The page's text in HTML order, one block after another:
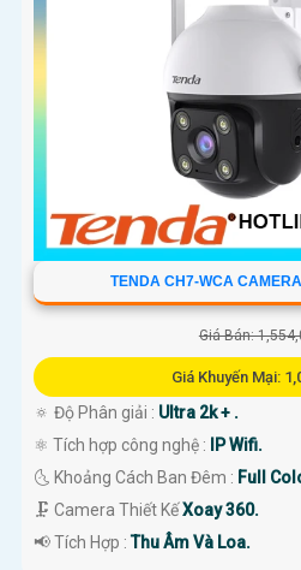
TENDA CH7-WCA
Giá Bán:
Giá Khuyến Mại:
🔅 Độ Phân giải : Ultra 2k + .
⚛️ Tích hợp công nghệ : IP Wifi.
🌜 Khoảng Cách Ban Đêm : Full
🗜️ Camera Thiết KếXoay 360.
️📢 Tích Hợp :Thu Âm Và Loa.